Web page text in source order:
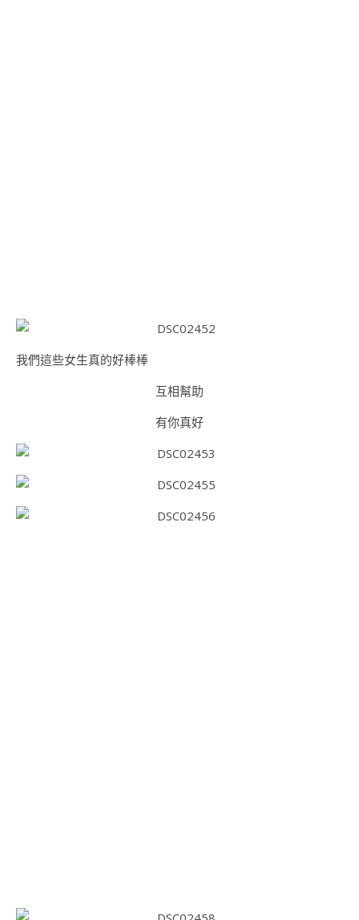
我們這些女生真的好棒棒
互相幫助
有你真好